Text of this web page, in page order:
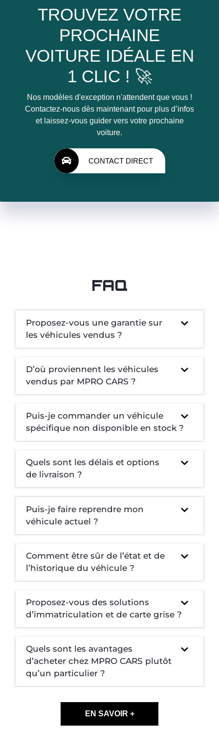
TROUVEZ VOTRE
PROCHAINE
VOITURE IDÉALE EN
1 CLIC ! 🚀
Nos modèles d'exception n'attendent que vous !
Contactez-nous dès maintenant pour plus d’infos
et laissez-vous guider vers votre prochaine
voiture.
CONTACT DIRECT
FAQ
Proposez-vous une garantie sur
les véhicules vendus ?
D’où proviennent les véhicules
vendus par MPRO CARS ?
Puis-je commander un véhicule
spécifique non disponible en stock ?
Quels sont les délais et options
de livraison ?
Puis-je faire reprendre mon
véhicule actuel ?
Comment être sûr de l’état et de
l’historique du véhicule ?
Proposez-vous des solutions
d’immatriculation et de carte grise ?
Quels sont les avantages
d’acheter chez MPRO CARS plutôt
qu’un particulier ?
EN SAVOIR +